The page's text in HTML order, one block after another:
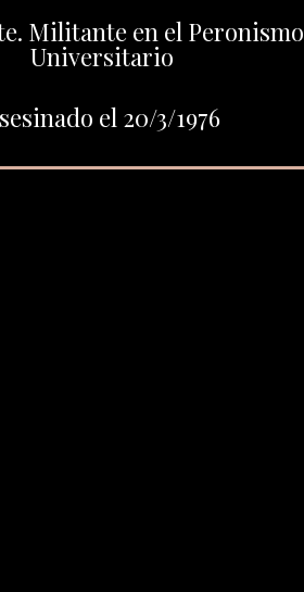
Militante en el Peronismo
Universitario
el 20/3/1976